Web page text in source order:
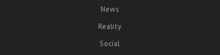
News
Reality
Social